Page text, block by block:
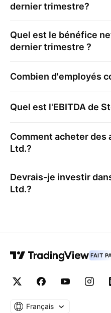
dernier trimestre?
Quel est le bénéfice
dernier trimestre ?
Combien d'employés
Quel est l'EBITDA de
Comment acheter des
Ltd.?
Devrais-je investir
Ltd.?
FAIT
Français